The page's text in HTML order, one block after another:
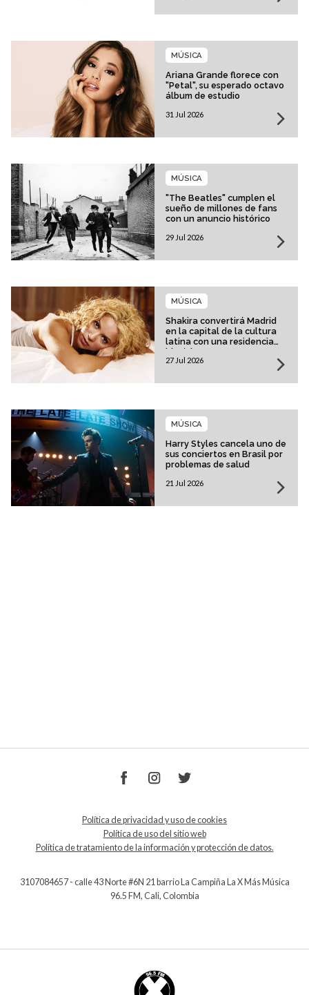
Ariana Grande florece con
"Petal", su esperado octavo
álbum de estudio
MÚSICA
31 Jul 2026
"The Beatles" cumplen el
sueño de millones de fans
con un anuncio histórico
MÚSICA
29 Jul 2026
Shakira convertirá Madrid
en la capital de la cultura
latina con una residencia
histórica
MÚSICA
27 Jul 2026
Harry Styles cancela uno de
sus conciertos en Brasil por
problemas de salud
MÚSICA
21 Jul 2026
Política de privacidad y uso de cookies
Política de uso del sitio web
Política de tratamiento de la información y protección de datos.
3107084657 - calle 43 Norte #6N 21 barrio La Campiña La X Más Música
96.5 FM, Cali, Colombia